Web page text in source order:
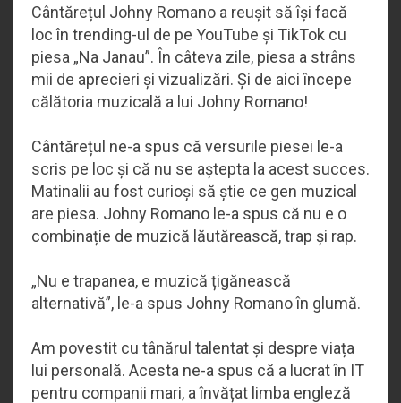
Cântărețul Johny Romano a reușit să își facă
loc în trending-ul de pe YouTube și TikTok cu
piesa „Na Janau”. În câteva zile, piesa a strâns
mii de aprecieri și vizualizări. Și de aici începe
călătoria muzicală a lui Johny Romano!
Cântărețul ne-a spus că versurile piesei le-a
scris pe loc și că nu se aștepta la acest succes.
Matinalii au fost curioși să știe ce gen muzical
are piesa. Johny Romano le-a spus că nu e o
combinație de muzică lăutărească, trap și rap.
„Nu e trapanea, e muzică țigănească
alternativă”, le-a spus Johny Romano în glumă.
Am povestit cu tânărul talentat și despre viața
lui personală. Acesta ne-a spus că a lucrat în IT
pentru companii mari, a învățat limba engleză